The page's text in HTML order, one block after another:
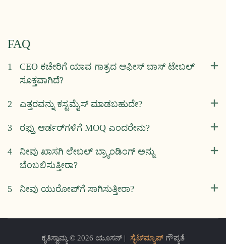
FAQ
1
CEO ಕಚೇರಿಗೆ ಯಾವ ಗಾತ್ರದ ಆಫೀಸ್ ಬಾಸ್ ಟೇಬಲ್
ಸೂಕ್ತವಾಗಿದೆ?
2 ಎತ್ತರವನ್ನು ಕಸ್ಟಮೈಸ್ ಮಾಡಬಹುದೇ?
3 ರಫ್ತು ಆರ್ಡರ್‌ಗಳಿಗೆ MOQ ಎಂದರೇನು?
4
ನೀವು ಖಾಸಗಿ ಲೇಬಲ್ ಬ್ರ್ಯಾಂಡಿಂಗ್ ಅನ್ನು
ಬೆಂಬಲಿಸುತ್ತೀರಾ?
5 ನೀವು ಯುರೋಪ್‌ಗೆ ಸಾಗಿಸುತ್ತೀರಾ?
ಕೃತಿಸ್ವಾಮ್ಯ © 2026 ಯೂಸನ್ | ಸೈಟ್‌ಮ್ಯಾಪ್ ಗೌಪ್ಯತೆ